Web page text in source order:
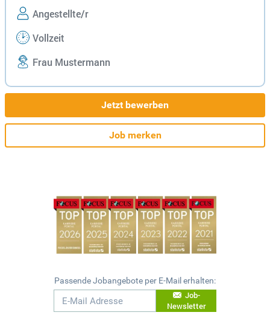
Angestellte/r
Vollzeit
Frau Mustermann
Jetzt bewerben
Job merken
Passende Jobangebote per E-Mail erhalten:
Job-
Newsletter